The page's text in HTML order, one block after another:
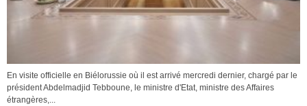
En visite officielle en Biélorussie où il est arrivé mercredi dernier, chargé par le
président Abdelmadjid Tebboune, le ministre d'Etat, ministre des Affaires
étrangères,...